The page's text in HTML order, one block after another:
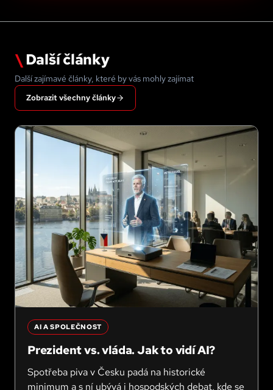
\ Další články
Další zajímavé články, které by vás mohly zajímat
Zobrazit všechny články
AI A SPOLEČNOST
Prezident vs. vláda. Jak to vidí AI?
Spotřeba piva v Česku padá na historické
minimum a s ní ubývá i hospodských debat, kde se